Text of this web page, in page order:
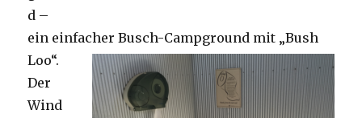
d –
ein einfacher Busch-Campground mit „Bush
Loo“.
Der
Wind